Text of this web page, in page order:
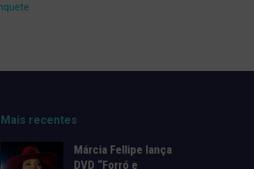
Mais recentes
Márcia Fellipe lança
DVD “Forró e